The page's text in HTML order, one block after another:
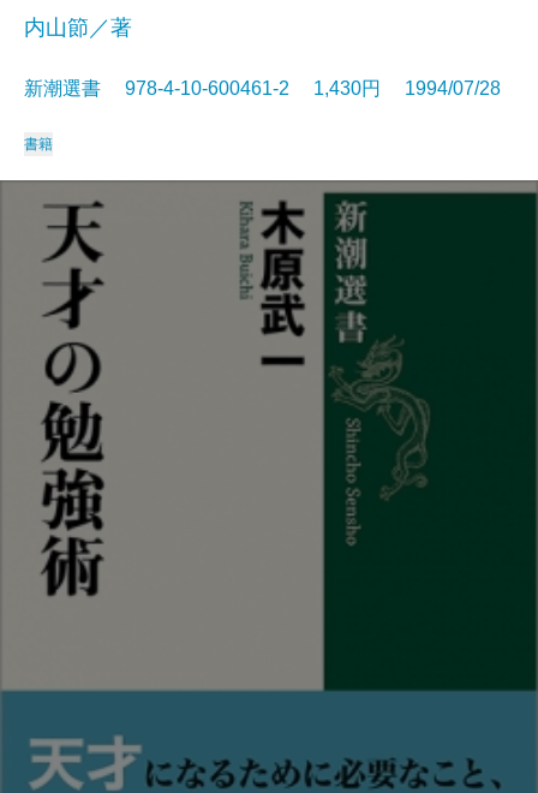
内山節／著
新潮選書 978-4-10-600461-2 1,430円 1994/07/28
書籍